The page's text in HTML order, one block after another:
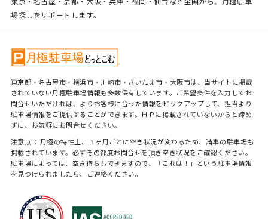
場探しをサポートします。
東京都・名古屋市・横浜市・川崎市・さいたま市・大阪市は、当サイトに掲載
されていない月極駐車場情報も多数保有しています。ご希望条件を入力してお
問合せいただければ、よりお客様に合った情報をピックアップして、担当より
駐車場情報をご提供することができます。ＨＰに掲載されていないからと諦め
ずに、お気軽にお問合せください。
注意点： 月極の特性上、１ヶ月ごとに空き状況が変わるため、満車の駐車場も
掲載されています。必ずその都度お問合せを頂き空き状況をご確認ください。
駐車場によっては、空き待ちもできますので、「これは！」という駐車場情報
を見つけられましたら、ご連絡ください。